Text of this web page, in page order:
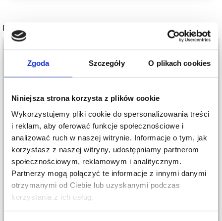
Zgoda Szczegóły O plikach cookies
Niniejsza strona korzysta z plików cookie
Wykorzystujemy pliki cookie do spersonalizowania treści
i reklam, aby oferować funkcje społecznościowe i
analizować ruch w naszej witrynie. Informacje o tym, jak
korzystasz z naszej witryny, udostępniamy partnerom
społecznościowym, reklamowym i analitycznym.
Partnerzy mogą połączyć te informacje z innymi danymi
otrzymanymi od Ciebie lub uzyskanymi podczas
korzystania z ich usług.
POPULARNE ALTERNATYWY
DROPS KID-SILK
15,20 zł
Okazja 31/08/2026
DROPS BRUSHED
ALPACA SILK
Oszczędź nawet do 50%